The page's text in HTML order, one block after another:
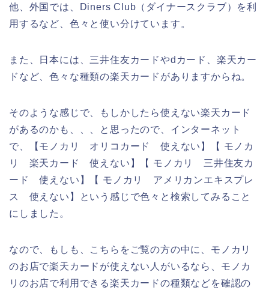
他、外国では、Diners Club（ダイナースクラブ）を利
用するなど、色々と使い分けています。
また、日本には、三井住友カードやdカード、楽天カー
ドなど、色々な種類の楽天カードがありますからね。
そのような感じで、もしかしたら使えない楽天カード
があるのかも、、、と思ったので、インターネット
で、【モノカリ オリコカード 使えない】【 モノカ
リ 楽天カード 使えない】【 モノカリ 三井住友カ
ード 使えない】【 モノカリ アメリカンエキスプレ
ス 使えない】という感じで色々と検索してみること
にしました。
なので、もしも、こちらをご覧の方の中に、モノカリ
のお店で楽天カードが使えない人がいるなら、モノカ
リのお店で利用できる楽天カードの種類などを確認の